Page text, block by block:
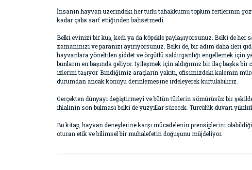
İnsanın hayvan üzerindeki her türlü tahakkümü toplum fertlerinin
kadar çaba sarf ettiğinden bahsetmedi.
Belki evinizi bir kuş, kedi ya da köpekle paylaşıyorsunuz. Belki de
zamanınızı ve paranızı ayırıyorsunuz. Belki de, bir adım daha
hayvanlara yöneltilen şiddet ve örgütlü saldırganlığı engellemek için
bunların en başında geliyor. İyileşmek için aldığımız bir ilaç başka
izlerini taşıyor. Bindiğimiz araçların yakıtı, ofisimizdeki kalemin
durumdan ancak konuyu derinlemesine irdeleyerek kurtulabiliriz.
Gerçekten dünyayı değiştirmeyi ve bütün türlerin sömürüsüz bir
ihlalinin son bulması belki de yüzyıllar sürecek. Türcülük duvarı
Bu kitap, hayvan deneylerine karşı mücadelenin prensiplerini
oturan etik ve bilimsel bir muhalefetin doğuşunu müjdeliyor.